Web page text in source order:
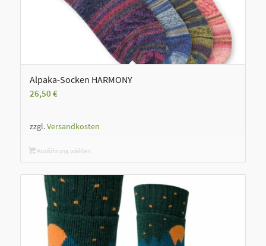
Alpaka-Socken HARMONY
26,50 €
zzgl.Versandkosten
Ausführung wählen